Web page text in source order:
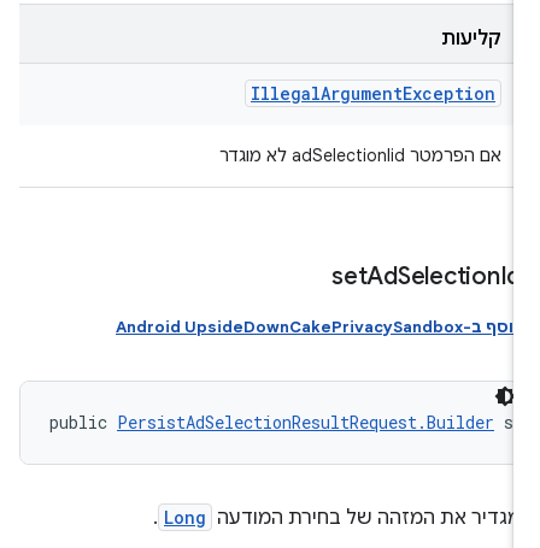
קליעות
IllegalArgumentException
אם הפרמטר adSelectionIid לא מוגדר
setAdSelection
נוסף ב-Android UpsideDownCakePrivacySandbox
public PersistAdSelectionResultRequest.Builder
מגדיר את המזהה של בחירת המודעה Long
.